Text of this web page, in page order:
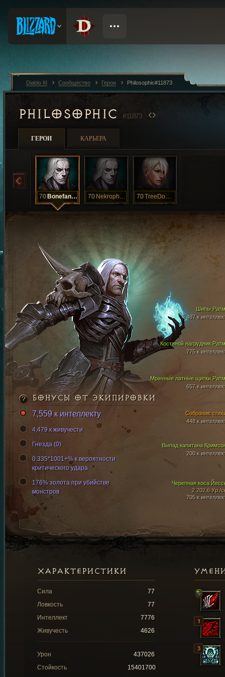
PHILOSOPHIC #11873
ГЕРОИ КАРЬЕРА
70 Bonefanatic 70 Nekrophalgic 70 TreeDoWon
Костяной нагрудник
775 к
Мрачные латные щитки
657 к
Шипы
487 к
Выпад капитана
200 к
Черепная коса
2 202,6 Ур./
705 к
Собрание
448 к
БОНУСЫ ОТ ЭКИПИРОВКИ
7,559 к интеллекту
4,479 к живучести
Гнезда (0)
0.335*1001+% к вероятности
критического удара
176% золота при убийстве
монстров
ХАРАКТЕРИСТИКИ
Сила
77
Ловкость
77
Интеллект
7776
Живучесть
4626
Урон
437026
Стойкость
15401700
Diablo III Сообщество Герои Philosophic#11873